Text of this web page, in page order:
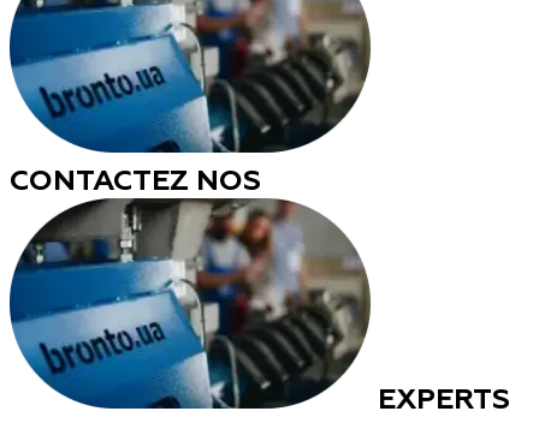
CONTACTEZ NOS
EXPERTS